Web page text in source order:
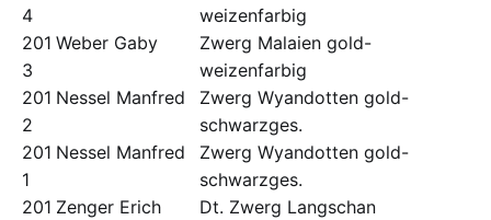
4
weizenfarbig
201
3
Weber Gaby
Zwerg Malaien gold-
weizenfarbig
201
2
Nessel Manfred
Zwerg Wyandotten gold-
schwarzges.
201
1
Nessel Manfred
Zwerg Wyandotten gold-
schwarzges.
201 Zenger Erich
Dt. Zwerg Langschan